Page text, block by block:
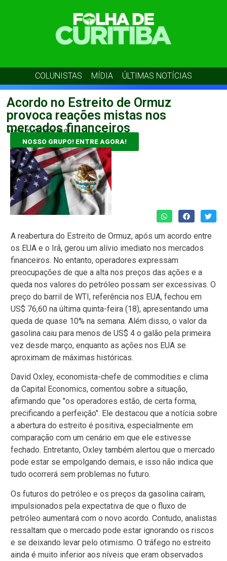
COLUNISTAS MÍDIA ÚLTIMAS NOTÍCIAS
Acordo no Estreito de Ormuz
provoca reações mistas nos
mercados financeiros
admin 21/06/2026 06:01
NOSSO GRUPO! ENTRE AGORA!
A reabertura do Estreito de Ormuz, após um acordo entre
os EUA e o Irã, gerou um alívio imediato nos mercados
financeiros. No entanto, operadores expressam
preocupações de que a alta nos preços das ações e a
queda nos valores do petróleo possam ser excessivas. O
preço do barril de WTI, referência nos EUA, fechou em
US$ 76,60 na última quinta-feira (18), apresentando uma
queda de quase 10% na semana. Além disso, o valor da
gasolina caiu para menos de US$ 4 o galão pela primeira
vez desde março, enquanto as ações nos EUA se
aproximam de máximas históricas.
David Oxley, economista-chefe de commodities e clima
da Capital Economics, comentou sobre a situação,
afirmando que "os operadores estão, de certa forma,
precificando a perfeição". Ele destacou que a notícia sobre
a abertura do estreito é positiva, especialmente em
comparação com um cenário em que ele estivesse
fechado. Entretanto, Oxley também alertou que o mercado
pode estar se empolgando demais, e isso não indica que
tudo ocorrerá sem problemas no futuro.
Os futuros do petróleo e os preços da gasolina caíram,
impulsionados pela expectativa de que o fluxo de
petróleo aumentará com o novo acordo. Contudo, analistas
ressaltam que o mercado pode estar ignorando os riscos
e se deixando levar pelo otimismo. O tráfego no estreito
ainda é muito inferior aos níveis que eram observados